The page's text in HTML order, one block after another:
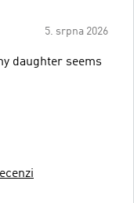
5. srpna 2026
daughter seems